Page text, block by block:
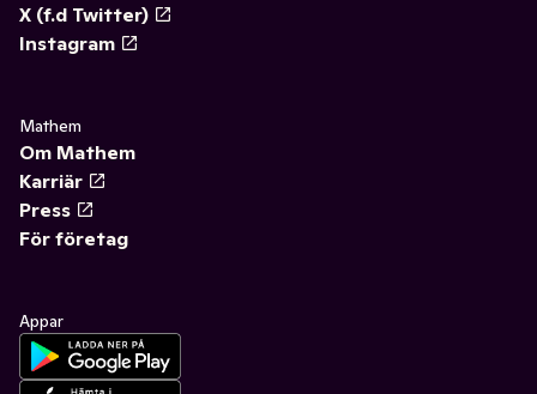
X (f.d Twitter)
Instagram
Mathem
Om Mathem
Karriär
Press
För företag
Appar